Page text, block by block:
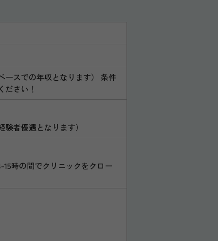
ースでの年収となります） 条件
さい！
者優遇となります）
15時の間でクリニックをクロー